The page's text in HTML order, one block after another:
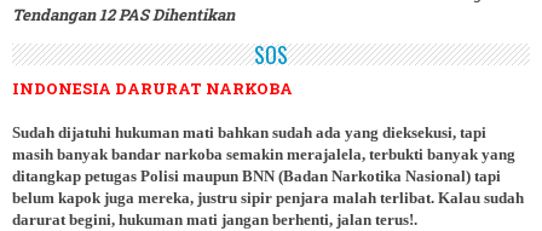
Tendangan 12 PAS Dihentikan
SOS
INDONESIA DARURAT NARKOBA
Sudah dijatuhi hukuman mati bahkan sudah ada yang dieksekusi, tapi
masih banyak bandar narkoba semakin merajalela, terbukti banyak yang
ditangkap petugas Polisi maupun BNN (Badan Narkotika Nasional) tapi
belum kapok juga mereka, justru sipir penjara malah terlibat. Kalau sudah
darurat begini, hukuman mati jangan berhenti, jalan terus!.